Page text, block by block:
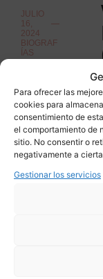
Para ofrecer las
cookies para
consentimiento de
el comportamiento de
sitio. No consentir o
negativamente a
Gestionar los servicios
JULIO
16,
2024
BIOGRAF
ÍAS